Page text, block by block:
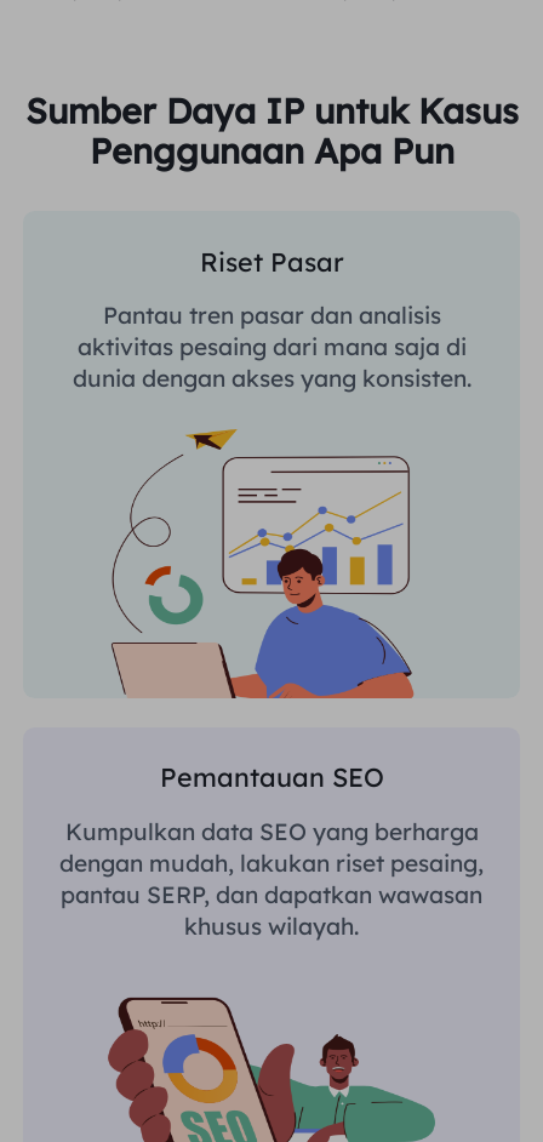
Sumber Daya IP untuk Kasus
Penggunaan Apa Pun
Riset Pasar
Pantau tren pasar dan analisis
aktivitas pesaing dari mana saja di
dunia dengan akses yang konsisten.
Pemantauan SEO
Kumpulkan data SEO yang berharga
dengan mudah, lakukan riset pesaing,
pantau SERP, dan dapatkan wawasan
khusus wilayah.